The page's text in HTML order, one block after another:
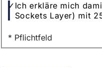
Datenschutz
Ich erkläre mich
Sockets Layer) mit
* Pflichtfeld